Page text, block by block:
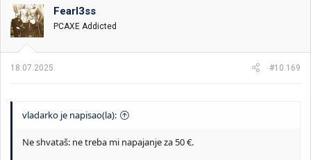
o
v
a
n
:
Fearl3ss
PCAXE Addicted
18.07.2025. #10.169
vladarko je napisao(la):
Ne shvataš: ne treba mi napajanje za 50 €.